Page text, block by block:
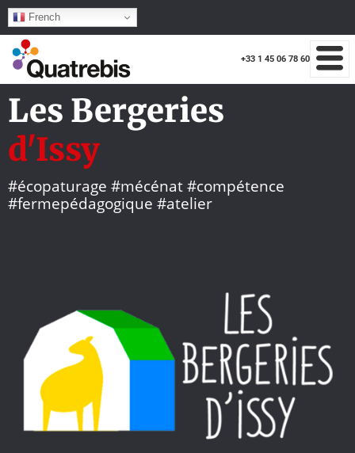
French
+33 1 45 06 78 60
Les Bergeries
d'Issy
#écopaturage #mécénat #compétence
#fermepédagogique #atelier